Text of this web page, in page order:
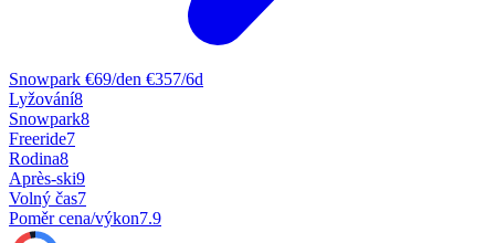
Snowpark €69/den €357/6d
Lyžování8
Snowpark8
Freeride7
Rodina8
Après-ski9
Volný čas7
Poměr cena/výkon7.9